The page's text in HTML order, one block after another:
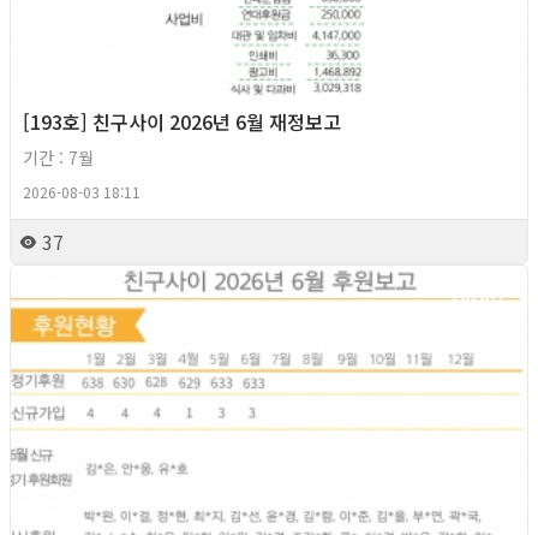
[193호] 친구사이 2026년 6월 재정보고
기간 : 7월
2026-08-03 18:11
37
2026년